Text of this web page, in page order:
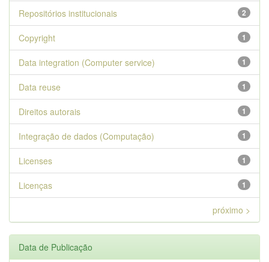
2
Repositórios institucionais
1
Copyright
1
Data integration (Computer service)
1
Data reuse
1
Direitos autorais
1
Integração de dados (Computação)
1
Licenses
1
Licenças
próximo >
Data de Publicação